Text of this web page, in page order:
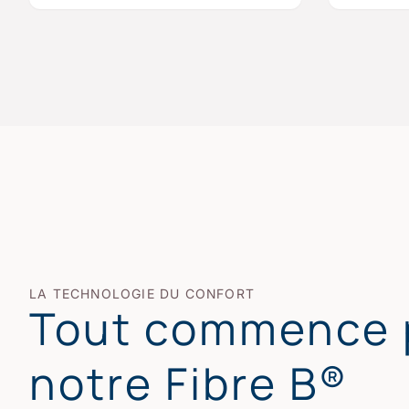
LA TECHNOLOGIE DU CONFORT
Tout commence
notre Fibre B®